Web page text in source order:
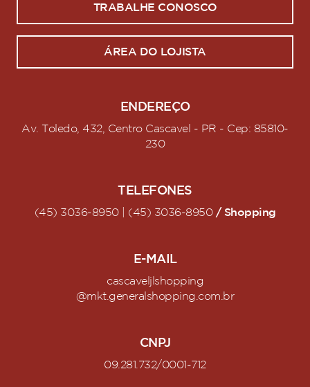
TRABALHE CONOSCO
ÁREA DO LOJISTA
ENDEREÇO
Av. Toledo, 432, Centro Cascavel - PR - Cep: 85810-
230
TELEFONES
(45) 3036-8950 | (45) 3036-8950/ Shopping
E-MAIL
cascaveljlshopping
@mkt.generalshopping.com.br
CNPJ
09.281.732/0001-712